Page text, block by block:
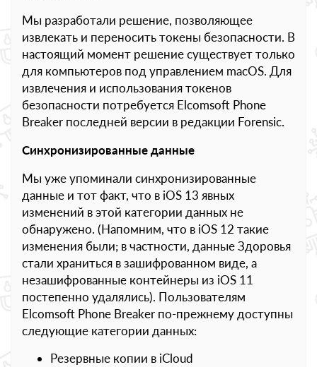
Мы разработали решение, позволяющее
извлекать и переносить токены безопасности. В
настоящий момент решение существует только
для компьютеров под управлением macOS. Для
извлечения и использования токенов
безопасности потребуется Elcomsoft Phone
Breaker последней версии в редакции Forensic.
Синхронизированные данные
Мы уже упоминали синхронизированные
данные и тот факт, что в iOS 13 явных
изменений в этой категории данных не
обнаружено. (Напомним, что в iOS 12 такие
изменения были; в частности, данные Здоровья
стали храниться в зашифрованном виде, а
незашифрованные контейнеры из iOS 11
постепенно удалялись). Пользователям
Elcomsoft Phone Breaker по-прежнему доступны
следующие категории данных:
Резервные копии в iCloud